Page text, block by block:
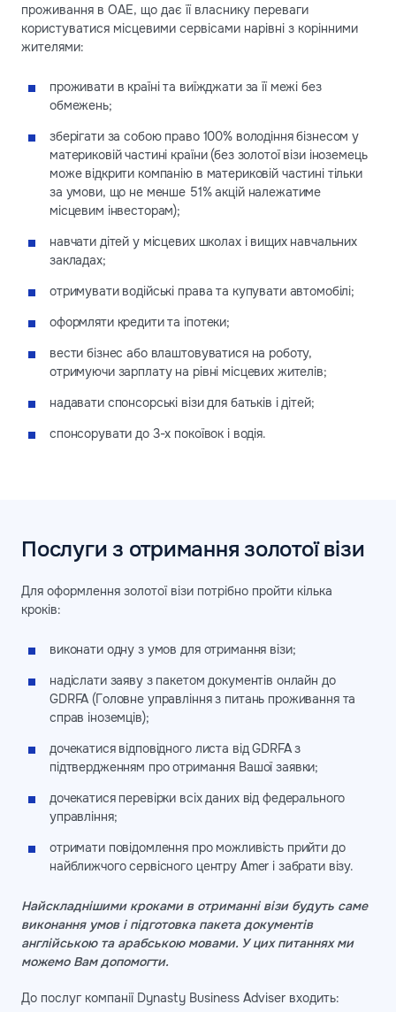
проживання в ОАЕ, що дає її власнику переваги
користуватися місцевими сервісами нарівні з корінними
жителями:
проживати в країні та виїжджати за її межі без
обмежень;
зберігати за собою право 100% володіння бізнесом у
материковій частині країни (без золотої візи іноземець
може відкрити компанію в материковій частині тільки
за умови, що не менше 51% акцій належатиме
місцевим інвесторам);
навчати дітей у місцевих школах і вищих навчальних
закладах;
отримувати водійські права та купувати автомобілі;
оформляти кредити та іпотеки;
вести бізнес або влаштовуватися на роботу,
отримуючи зарплату на рівні місцевих жителів;
надавати спонсорські візи для батьків і дітей;
спонсорувати до 3-х покоївок і водія.
Послуги з отримання золотої візи
Для оформлення золотої візи потрібно пройти кілька
кроків:
виконати одну з умов для отримання візи;
надіслати заяву з пакетом документів онлайн до
GDRFA (Головне управління з питань проживання та
справ іноземців);
дочекатися відповідного листа від GDRFA з
підтвердженням про отримання Вашої заявки;
дочекатися перевірки всіх даних від федерального
управління;
отримати повідомлення про можливість прийти до
найближчого сервісного центру Amer і забрати візу.
Найскладнішими кроками в отриманні візи будуть саме
виконання умов і підготовка пакета документів
англійською та арабською мовами. У цих питаннях ми
можемо Вам допомогти.
До послуг компанії Dynasty Business Adviser входить: